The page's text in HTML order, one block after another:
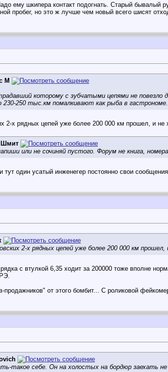
ему шкипера контакт подогнать. Старый
пробег, но это ж лучше чем новый всего шисят
М
которому с зубчатыми цепями не повезло
250 тыс.км помалкивают как рыба в гастрономе.
2-х рядных цепей уже более 200 000 км прошел, и не
Шмит
или не сочиняй пустого. Форум не книга,
тут один усатый инженегер постоянно свои сообщения
2-х рядных цепей уже более 200 000 км
с втулкой 6,35 ходит за 200000 тоже вполне
продажников" от этого бомбит... С роликовой
такое себе. Он на холостых на бордюр заехать